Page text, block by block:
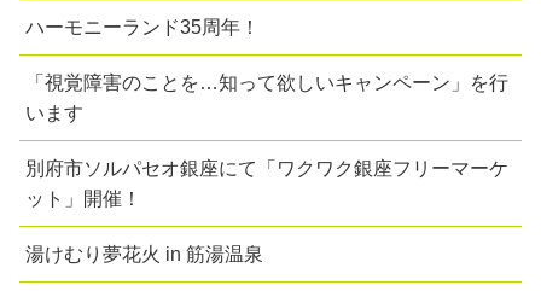
ハーモニーランド35周年！
「視覚障害のことを…知って欲しいキャンペーン」を行
います
別府市ソルパセオ銀座にて「ワクワク銀座フリーマーケ
ット」開催！
湯けむり夢花火 in 筋湯温泉